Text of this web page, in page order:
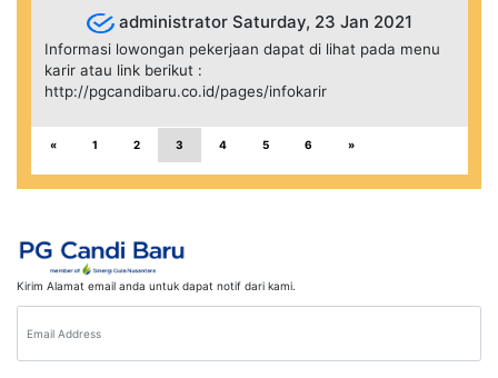
administrator Saturday, 23 Jan 2021
Informasi lowongan pekerjaan dapat di lihat pada menu
karir atau link berikut :
http://pgcandibaru.co.id/pages/infokarir
« 1 2 3 4 5 6 »
Kirim Alamat email anda untuk dapat notif dari kami.